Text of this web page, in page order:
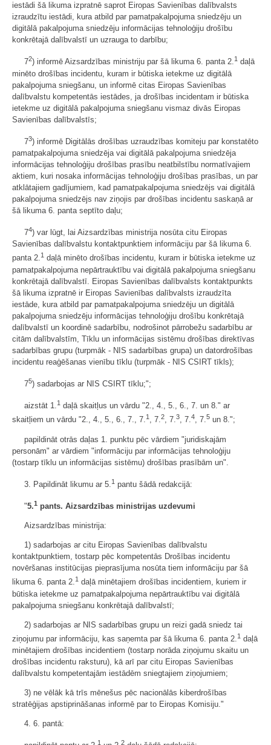
iestādi šā likuma izpratnē saprot Eiropas Savienības dalībvalsts
izraudzītu iestādi, kura atbild par pamatpakalpojuma sniedzēju un
digitālā pakalpojuma sniedzēju informācijas tehnoloģiju drošību
konkrētajā dalībvalstī un uzrauga to darbību;
72) informē Aizsardzības ministriju par šā likuma 6. panta 2.1 daļā
minēto drošības incidentu, kuram ir būtiska ietekme uz digitālā
pakalpojuma sniegšanu, un informē citas Eiropas Savienības
dalībvalstu kompetentās iestādes, ja drošības incidentam ir būtiska
ietekme uz digitālā pakalpojuma sniegšanu vismaz divās Eiropas
Savienības dalībvalstīs;
73) informē Digitālās drošības uzraudzības komiteju par konstatēto
pamatpakalpojuma sniedzēja vai digitālā pakalpojuma sniedzēja
informācijas tehnoloģiju drošības prasību neatbilstību normatīvajiem
aktiem, kuri nosaka informācijas tehnoloģiju drošības prasības, un par
atklātajiem gadījumiem, kad pamatpakalpojuma sniedzējs vai digitālā
pakalpojuma sniedzējs nav ziņojis par drošības incidentu saskaņā ar
šā likuma 6. panta septīto daļu;
74) var lūgt, lai Aizsardzības ministrija nosūta citu Eiropas
Savienības dalībvalstu kontaktpunktiem informāciju par šā likuma 6.
panta 2.1 daļā minēto drošības incidentu, kuram ir būtiska ietekme uz
pamatpakalpojuma nepārtrauktību vai digitālā pakalpojuma sniegšanu
konkrētajā dalībvalstī. Eiropas Savienības dalībvalsts kontaktpunkts
šā likuma izpratnē ir Eiropas Savienības dalībvalsts izraudzīta
iestāde, kura atbild par pamatpakalpojuma sniedzēju un digitālā
pakalpojuma sniedzēju informācijas tehnoloģiju drošību konkrētajā
dalībvalstī un koordinē sadarbību, nodrošinot pārrobežu sadarbību ar
citām dalībvalstīm, Tīklu un informācijas sistēmu drošības direktīvas
sadarbības grupu (turpmāk - NIS sadarbības grupa) un datordrošības
incidentu reaģēšanas vienību tīklu (turpmāk - NIS CSIRT tīkls);
75) sadarbojas ar NIS CSIRT tīklu;";
aizstāt 1.1 daļā skaitļus un vārdu "2., 4., 5., 6., 7. un 8." ar
skaitļiem un vārdu "2., 4., 5., 6., 7., 7.1 , 7.2, 7.3, 7.4, 7.5 un 8.";
papildināt otrās daļas 1. punktu pēc vārdiem "juridiskajām
personām" ar vārdiem "informāciju par informācijas tehnoloģiju
(tostarp tīklu un informācijas sistēmu) drošības prasībām un".
3. Papildināt likumu ar 5. 1 pantu šādā redakcijā:
"5.1 pants. Aizsardzības ministrijas uzdevumi
Aizsardzības ministrija:
1) sadarbojas ar citu Eiropas Savienības dalībvalstu
kontaktpunktiem, tostarp pēc kompetentās Drošības incidentu
novēršanas institūcijas pieprasījuma nosūta tiem informāciju par šā
likuma 6. panta 2.1 daļā minētajiem drošības incidentiem, kuriem ir
būtiska ietekme uz pamatpakalpojuma nepārtrauktību vai digitālā
pakalpojuma sniegšanu konkrētajā dalībvalstī;
2) sadarbojas ar NIS sadarbības grupu un reizi gadā sniedz tai
ziņojumu par informāciju, kas saņemta par šā likuma 6. panta 2. 1 daļā
minētajiem drošības incidentiem (tostarp norāda ziņojumu skaitu un
drošības incidentu raksturu), kā arī par citu Eiropas Savienības
dalībvalstu kompetentajām iestādēm sniegtajiem ziņojumiem;
3) ne vēlāk kā trīs mēnešus pēc nacionālās kiberdrošības
stratēģijas apstiprināšanas informē par to Eiropas Komisiju."
4. 6. pantā:
1 2